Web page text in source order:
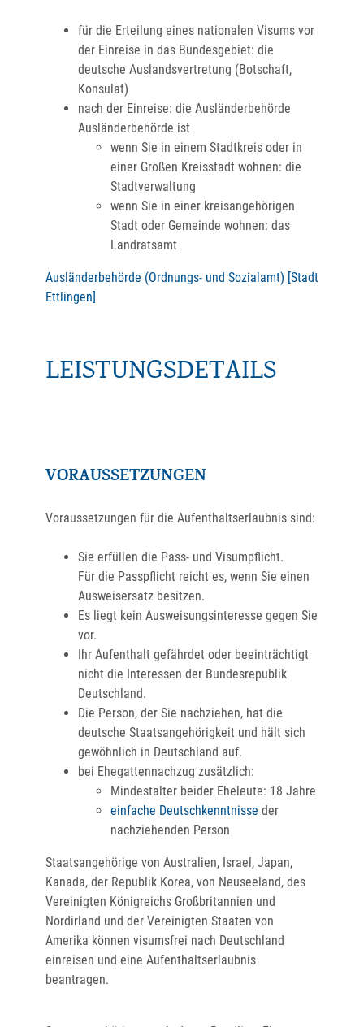
für die Erteilung eines nationalen Visums vor
der Einreise in das Bundesgebiet: die
deutsche Auslandsvertretung (Botschaft,
Konsulat)
nach der Einreise: die Ausländerbehörde
Ausländerbehörde ist
wenn Sie in einem Stadtkreis oder in
einer Großen Kreisstadt wohnen: die
Stadtverwaltung
wenn Sie in einer kreisangehörigen
Stadt oder Gemeinde wohnen: das
Landratsamt
Ausländerbehörde (Ordnungs- und Sozialamt) [Stadt
Ettlingen]
LEISTUNGSDETAILS
VORAUSSETZUNGEN
Voraussetzungen für die Aufenthaltserlaubnis sind:
Sie erfüllen die Pass- und Visumpflicht.
Für die Passpflicht reicht es, wenn Sie einen
Ausweisersatz besitzen.
Es liegt kein Ausweisungsinteresse gegen Sie
vor.
Ihr Aufenthalt gefährdet oder beeinträchtigt
nicht die Interessen der Bundesrepublik
Deutschland.
Die Person, der Sie nachziehen, hat die
deutsche Staatsangehörigkeit und hält sich
gewöhnlich in Deutschland auf.
bei Ehegattennachzug zusätzlich:
Mindestalter beider Eheleute: 18 Jahre
einfache Deutschkenntnisse der
nachziehenden Person
Staatsangehörige von Australien, Israel, Japan,
Kanada, der Republik Korea, von Neuseeland, des
Vereinigten Königreichs Großbritannien und
Nordirland und der Vereinigten Staaten von
Amerika können visumsfrei nach Deutschland
einreisen und eine Aufenthaltserlaubnis
beantragen.